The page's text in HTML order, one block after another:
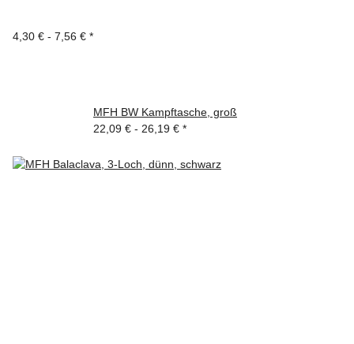
4,30 € - 7,56 € *
MFH BW Kampftasche, groß
22,09 € - 26,19 € *